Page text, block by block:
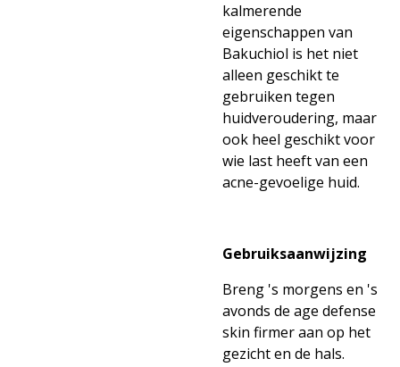
kalmerende
eigenschappen van
Bakuchiol is het niet
alleen geschikt te
gebruiken tegen
huidveroudering, maar
ook heel geschikt voor
wie last heeft van een
acne-gevoelige huid.
Gebruiksaanwijzing
Breng 's morgens en 's
avonds de age defense
skin firmer aan op het
gezicht en de hals.